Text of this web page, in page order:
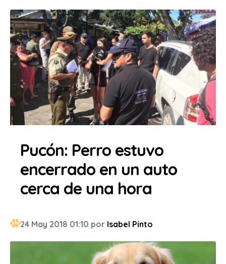
Pucón: Perro estuvo
encerrado en un auto
cerca de una hora
24 May 2018 01:10 por Isabel Pinto